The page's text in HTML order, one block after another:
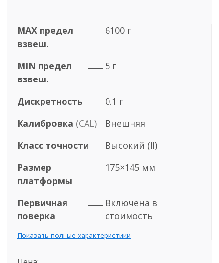
MAX предел
взвеш.
6100 г
MIN предел
взвеш.
5 г
Дискретность
0.1 г
Калибровка (CAL)
Внешняя
Класс точности
Высокий (II)
Размер
платформы
175×145 мм
Первичная
поверка
Включена в
стоимость
Показать полные характеристики